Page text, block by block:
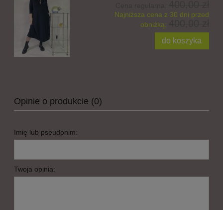
Najniższa cena z 30 dni przed
obniżką:
do koszyka
Opinie o produkcie (0)
Imię lub pseudonim:
Twoja opinia: